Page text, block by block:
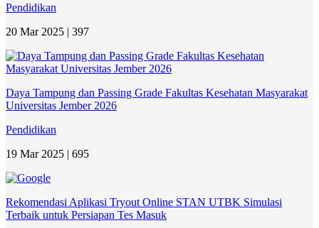
Pendidikan
20 Mar 2025 | 397
Daya Tampung dan Passing Grade Fakultas Kesehatan Masyarakat
Universitas Jember 2026
Pendidikan
19 Mar 2025 | 695
Rekomendasi Aplikasi Tryout Online STAN UTBK Simulasi
Terbaik untuk Persiapan Tes Masuk